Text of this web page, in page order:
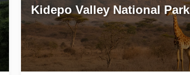
Kidepo Valley National Park